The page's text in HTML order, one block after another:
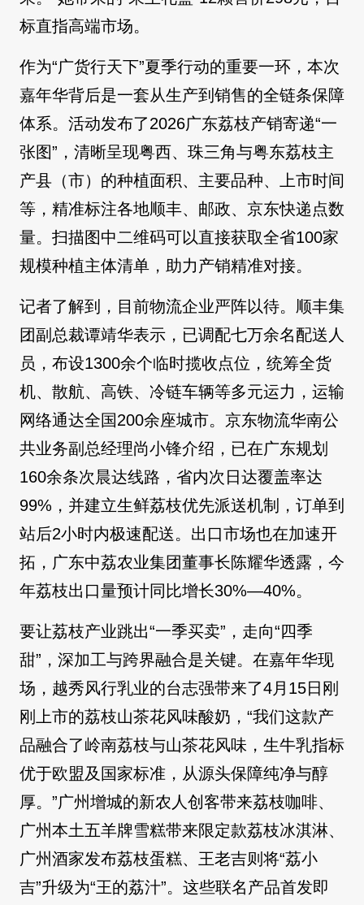
标直指高端市场。
作为“广货行天下”夏季行动的重要一环，本次
嘉年华背后是一套从生产到销售的全链条保障
体系。活动发布了2026广东荔枝产销寄递“一
张图”，清晰呈现粤西、珠三角与粤东荔枝主
产县（市）的种植面积、主要品种、上市时间
等，精准标注各地顺丰、邮政、京东快递点数
量。扫描图中二维码可以直接获取全省100家
规模种植主体清单，助力产销精准对接。
记者了解到，目前物流企业严阵以待。顺丰集
团副总裁谭靖华表示，已调配七万余名配送人
员，布设1300余个临时揽收点位，统筹全货
机、散航、高铁、冷链车辆等多元运力，运输
网络通达全国200余座城市。京东物流华南公
共业务副总经理尚小锋介绍，已在广东规划
160余条次晨达线路，省内次日达覆盖率达
99%，并建立生鲜荔枝优先派送机制，订单到
站后2小时内极速配送。出口市场也在加速开
拓，广东中荔农业集团董事长陈耀华透露，今
年荔枝出口量预计同比增长30%—40%。
要让荔枝产业跳出“一季买卖”，走向“四季
甜”，深加工与跨界融合是关键。在嘉年华现
场，越秀风行乳业的台志强带来了4月15日刚
刚上市的荔枝山茶花风味酸奶，“我们这款产
品融合了岭南荔枝与山茶花风味，生牛乳指标
优于欧盟及国家标准，从源头保障纯净与醇
厚。”广州增城的新农人创客带来荔枝咖啡、
广州本土五羊牌雪糕带来限定款荔枝冰淇淋、
广州酒家发布荔枝蛋糕、王老吉则将“荔小
吉”升级为“王的荔汁”。这些联名产品首发即